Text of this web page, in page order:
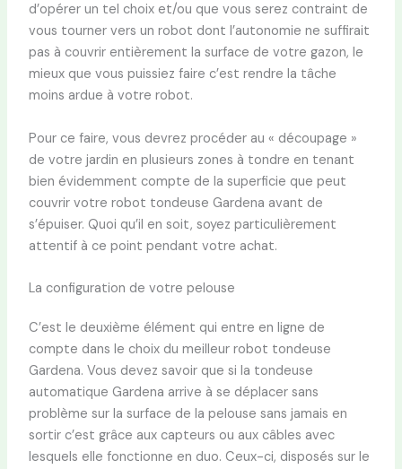
d’opérer un tel choix et/ou que vous serez contraint de
vous tourner vers un robot dont l’autonomie ne suffirait
pas à couvrir entièrement la surface de votre gazon, le
mieux que vous puissiez faire c’est rendre la tâche
moins ardue à votre robot.
Pour ce faire, vous devrez procéder au « découpage »
de votre jardin en plusieurs zones à tondre en tenant
bien évidemment compte de la superficie que peut
couvrir votre robot tondeuse Gardena avant de
s’épuiser. Quoi qu’il en soit, soyez particulièrement
attentif à ce point pendant votre achat.
La configuration de votre pelouse
C’est le deuxième élément qui entre en ligne de
compte dans le choix du meilleur robot tondeuse
Gardena. Vous devez savoir que si la tondeuse
automatique Gardena arrive à se déplacer sans
problème sur la surface de la pelouse sans jamais en
sortir c’est grâce aux capteurs ou aux câbles avec
lesquels elle fonctionne en duo. Ceux-ci, disposés sur le